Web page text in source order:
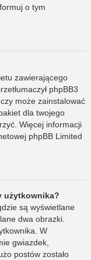
o tym
zawierającego
phpBB3
może zainstalować
dla twojego
Więcej informacji
phpBB Limited
użytkownika?
są wyświetlane
dwa obrazki.
W
gwiazdek,
postów zostało